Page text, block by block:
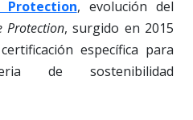
, evolución del
Protection, surgido en 2015
específica para
de sostenibilidad